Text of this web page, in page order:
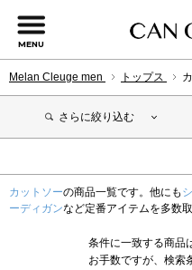
MENU
Melan Cleuge men トップス
さらに絞り込む
カットソーの商品一覧です。他にも
ーディガンなど定番アイテムを多数
条件に一致する商品
お手数ですが、検索